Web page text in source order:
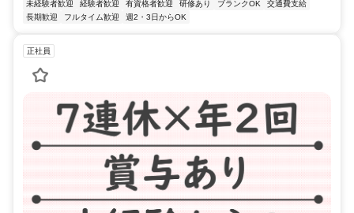
未経験者歓迎
経験者歓迎 有資格者歓迎 研修あり ブランクOK
交通費支給
長期歓迎
フルタイム歓迎 週2・3日からOK
正社員